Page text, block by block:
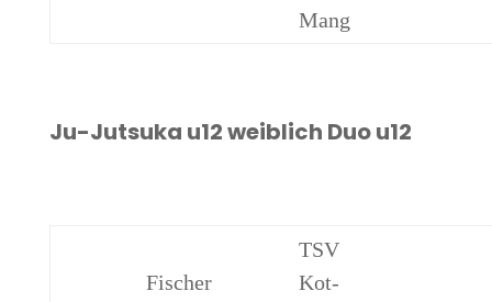
Mang
Ju-Jut­suka u12 weib­lich Duo u12
Fischer
TSV
Kot­